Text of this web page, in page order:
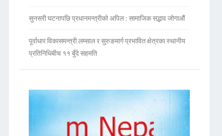
सुनसरी घटनापछि प्रधानमन्त्रीको अपिल : सामाजिक सद्भाव जोगाऔं
पूर्वाधार विकासमन्त्री लम्साल र सुरुङमार्ग प्रभावित क्षेत्रका स्थानीय
प्रतिनिधिबीच ११ बुँदे सहमति